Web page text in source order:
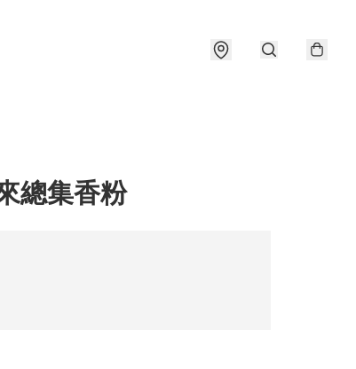
總集香粉